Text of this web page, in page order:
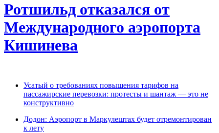
Ротшильд отказался от
Международного аэропорта
Кишинева
Усатый о требованиях повышения тарифов на
пассажирские перевозки: протесты и шантаж — это не
конструктивно
Додон: Аэропорт в Маркулештах будет отремонтирован
к лету